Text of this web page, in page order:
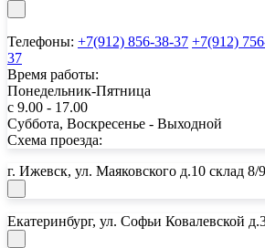
Телефоны: +7(912) 856-38-37 +7(912)
37
Время работы:
Понедельник-Пятница
с 9.00 - 17.00
Суббота, Воскресенье - Выходной
Схема проезда:
г. Ижевск, ул. Маяковского д.10 склад 8/9
Екатеринбург, ул. Софьи Ковалевской